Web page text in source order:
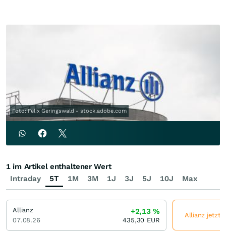
Foto: Felix Geringswald - stock.adobe.com
Intraday 5T 1M 3M 1J 3J 5J 10J Max
1 im Artikel enthaltener Wert
Allianz
07.08.26
+2,13%
435,30 EUR
Allianz jetzt